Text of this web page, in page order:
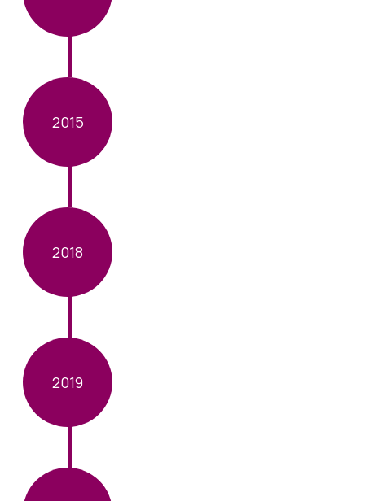
2015
2018
2019